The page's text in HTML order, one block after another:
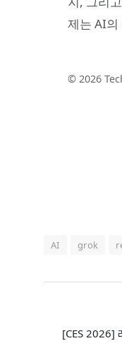
제는 AI의
© 2026
AI grok
[CES 2026]